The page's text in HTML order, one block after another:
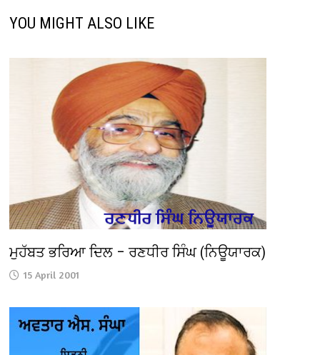
YOU MIGHT ALSO LIKE
ਮੁਹੱਬਤ ਭਰਿਆ ਦਿਲ – ਰਣਧੀਰ ਸਿੰਘ (ਨਿਊਯਾਰਕ)
15 April 2001